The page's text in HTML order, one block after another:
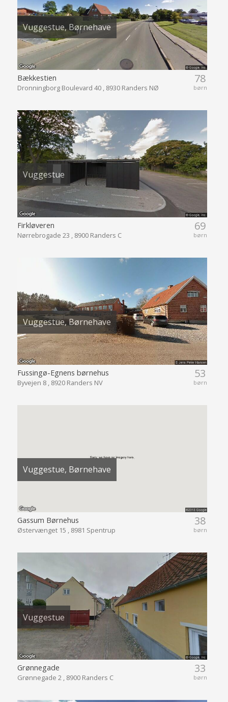
Vuggestue, Børnehave
78
børn
Bækkestien
Dronningborg Boulevard 40 , 8930 Randers NØ
Vuggestue
69
børn
Firkløveren
Nørrebrogade 23 , 8900 Randers C
Vuggestue, Børnehave
53
børn
Fussingø-Egnens børnehus
Byvejen 8 , 8920 Randers NV
Vuggestue, Børnehave
38
børn
Gassum Børnehus
Østervænget 15 , 8981 Spentrup
Vuggestue
33
børn
Grønnegade
Grønnegade 2 , 8900 Randers C